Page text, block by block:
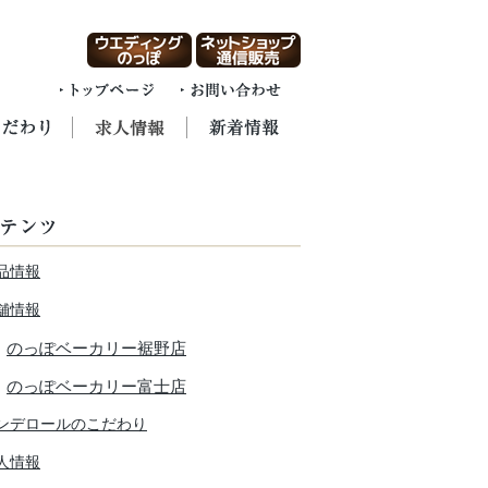
情報
情報
のっぽベーカリー裾野店
のっぽベーカリー富士店
デロールのこだわり
情報